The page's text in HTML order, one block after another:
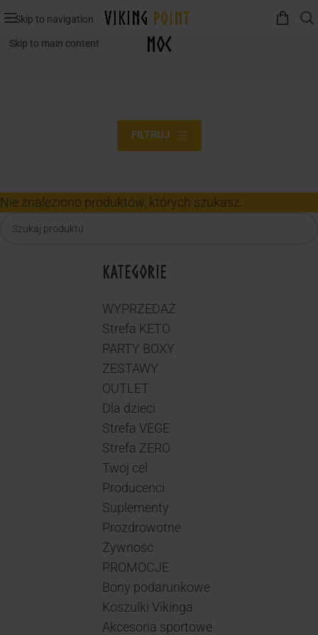
Skip to navigation
Skip to main content Moc
KATEGORIE
WYPRZEDAŻ
Strefa KETO
PARTY BOXY
ZESTAWY
OUTLET
Dla dzieci
Strefa VEGE
Strefa ZERO
Twój cel
Producenci
Suplementy
Prozdrowotne
Żywność
PROMOCJE
Bony podarunkowe
Koszulki Vikinga
Akcesoria sportowe
FILTRUJ
Nie znaleziono produktów, których szukasz.